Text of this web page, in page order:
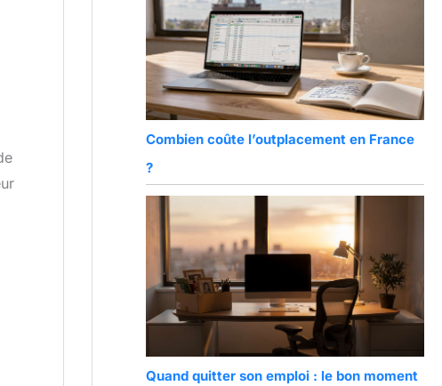
Combien coûte l’outplacement en France
?
Quand quitter son emploi : le bon moment